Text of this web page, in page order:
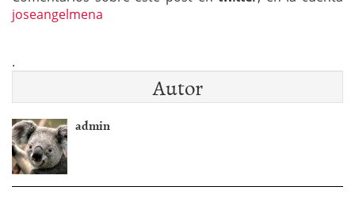
joseangelmena
.
Autor
admin